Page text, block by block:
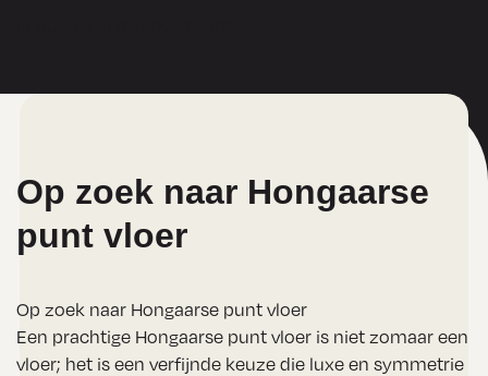
Op zoek naar Hongaarse
punt vloer
Op zoek naar Hongaarse punt vloer
Een prachtige Hongaarse punt vloer is niet zomaar een
vloer; het is een verfijnde keuze die luxe en symmetrie